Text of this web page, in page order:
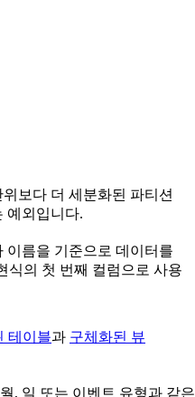
보다 더 세분화된 파티션
예외입니다.
이름을 기준으로 데이터를
식의 첫 번째 컬럼으로 사용
테이블과 구체화된 뷰
, 일 또는 이벤트 유형과 같은